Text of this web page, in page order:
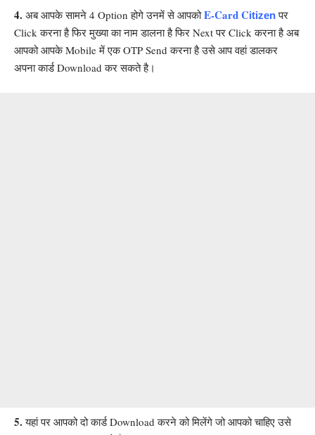
4. अब आपके सामने 4 Option होगे उनमें से आपकोE-CardCitizenपर
Click करना है फिर मुख्या का नाम डालना है फिर Next पर Click करना है अब
आपको आपके Mobile में एक OTP Send करना है उसे आप वहां डालकर
अपना कार्ड Download कर सकते है।
5. यहां पर आपको दो कार्ड Download करने को मिलेंगे जो आपको चाहिए उसे